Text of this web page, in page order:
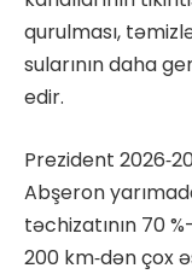
qurulması,
sularının daha
edir.
Prezident
Abşeron
təchizatının 70
200 km‑dən çox